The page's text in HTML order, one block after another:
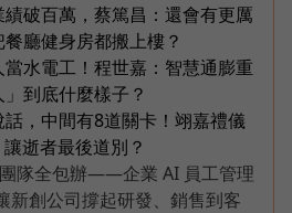
破百萬，蔡篤昌：還會有更厲
廳健身房都搬上樓？
水電工！程世嘉：智慧通膨重
到底什麼樣子？
，中間有8道關卡！翊嘉禮儀
逝者最後道別？
隊全包辦——企業 AI 員工管理
新創公司撐起研發、銷售到客